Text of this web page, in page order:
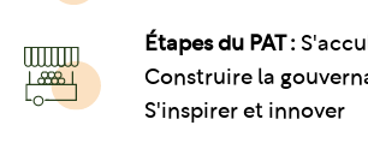
Étapes du PAT :
Construire la
S'inspirer et innover